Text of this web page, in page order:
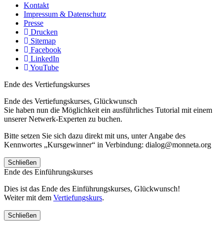
Kontakt
Impressum & Datenschutz
Presse
Drucken
Sitemap
Facebook
LinkedIn
YouTube
Ende des Vertiefungskurses
Ende des Vertiefungskurses, Glückwunsch
Sie haben nun die Möglichkeit ein ausführliches Tutorial mit einem
unserer Netwerk-Experten zu buchen.
Bitte setzen Sie sich dazu direkt mit uns, unter Angabe des
Kennwortes „Kursgewinner“ in Verbindung: dialog@monneta.org
Schließen
Ende des Einführungskurses
Dies ist das Ende des Einführungskurses, Glückwunsch!
Weiter mit dem Vertiefungskurs.
Schließen